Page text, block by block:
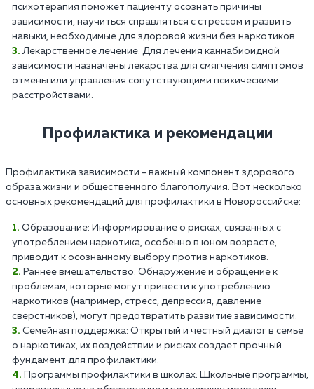
психотерапия поможет пациенту осознать причины
зависимости, научиться справляться с стрессом и развить
навыки, необходимые для здоровой жизни без наркотиков.
Лекарственное лечение: Для лечения каннабиоидной
зависимости назначены лекарства для смягчения симптомов
отмены или управления сопутствующими психическими
расстройствами.
Профилактика и рекомендации
Профилактика зависимости - важный компонент здорового
образа жизни и общественного благополучия. Вот несколько
основных рекомендаций для профилактики в Новороссийске:
Образование: Информирование о рисках, связанных с
употреблением наркотика, особенно в юном возрасте,
приводит к осознанному выбору против наркотиков.
Раннее вмешательство: Обнаружение и обращение к
проблемам, которые могут привести к употреблению
наркотиков (например, стресс, депрессия, давление
сверстников), могут предотвратить развитие зависимости.
Семейная поддержка: Открытый и честный диалог в семье
о наркотиках, их воздействии и рисках создает прочный
фундамент для профилактики.
Программы профилактики в школах: Школьные программы,